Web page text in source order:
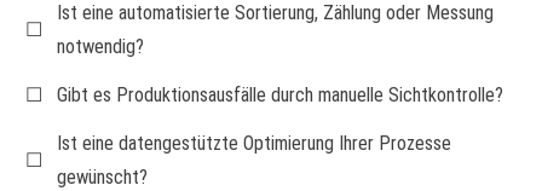
☐
Ist eine automatisierte Sortierung, Zählung oder Messung
notwendig?
☐ Gibt es Produktionsausfälle durch manuelle Sichtkontrolle?
☐
Ist eine datengestützte Optimierung Ihrer Prozesse
gewünscht?